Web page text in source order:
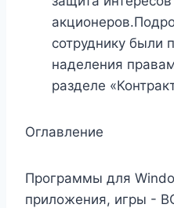
сотруднику были
наделения
разделе
Оглавление
Программы для
приложения, игры -